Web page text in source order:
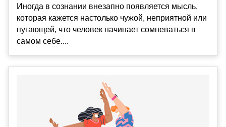
Иногда в сознании внезапно появляется мысль,
которая кажется настолько чужой, неприятной или
пугающей, что человек начинает сомневаться в
самом себе....